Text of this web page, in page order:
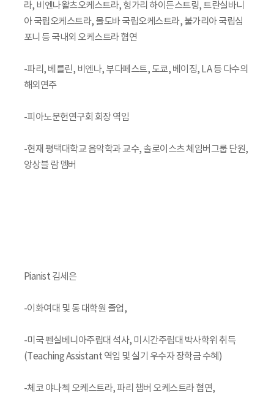
라, 비엔나왈츠오케스트라, 헝가리 하이든스트링, 트란실바니
아 국립오케스트라, 몰도바 국립오케스트라, 불가리아 국립심
포니 등 국내외 오케스트라 협연
-파리, 베를린, 비엔나, 부다페스트, 도쿄, 베이징, LA 등 다수의
해외연주
-피아노문헌연구회 회장 역임
-현재 평택대학교 음악학과 교수, 솔로이스츠 체임버그룹 단원,
앙상블 람 멤버
Pianist 김세은
-이화여대 및 동 대학원 졸업,
-미국 펜실베니아주립대 석사, 미시간주립대 박사학위 취득
(Teaching Assistant 역임 및 실기 우수자 장학금 수혜)
-체코 야나첵 오케스트라, 파리 챔버 오케스트라 협연,